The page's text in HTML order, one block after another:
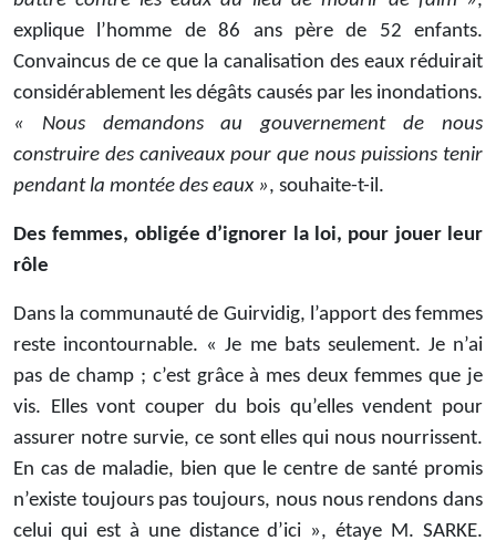
explique l’homme de 86 ans père de 52 enfants.
Convaincus de ce que la canalisation des eaux réduirait
considérablement les dégâts causés par les inondations.
« Nous demandons au gouvernement de nous
construire des caniveaux pour que nous puissions tenir
pendant la montée des eaux », souhaite-t-il.
Des femmes, obligée d’ignorer la loi, pour jouer leur
rôle
Dans la communauté de Guirvidig, l’apport des femmes
reste incontournable. « Je me bats seulement. Je n’ai
pas de champ ; c’est grâce à mes deux femmes que je
vis. Elles vont couper du bois qu’elles vendent pour
assurer notre survie, ce sont elles qui nous nourrissent.
En cas de maladie, bien que le centre de santé promis
n’existe toujours pas toujours, nous nous rendons dans
celui qui est à une distance d’ici », étaye M. SARKE.